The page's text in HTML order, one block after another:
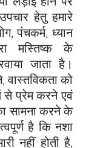
हेतु हमारे
पंचकर्म, ध्यान
मस्तिष्क के
जाता है।
वास्तविकता को
से प्रेम करने एवं
सामना करने के
है कि नशा
नहीं होती है,